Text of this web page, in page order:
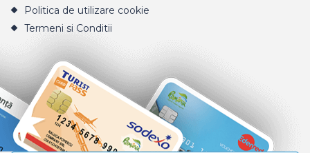
Politica de utilizare cookie
Termeni si Conditii